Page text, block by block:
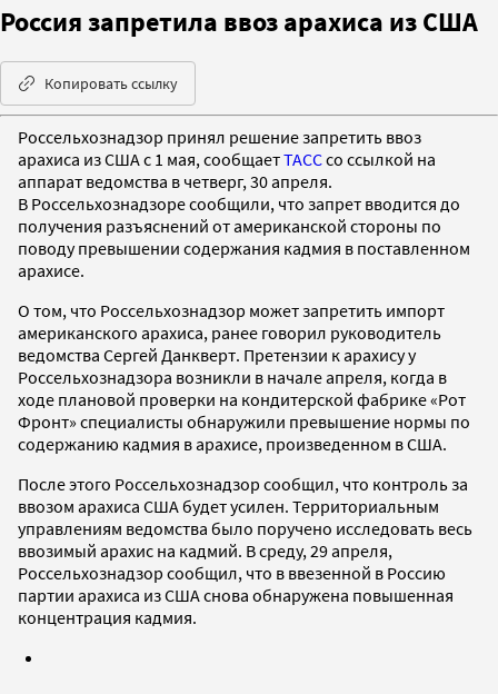
Россия запретила ввоз арахиса из США
Копировать ссылку
Россельхознадзор принял решение запретить ввоз
арахиса из США с 1 мая, сообщаетТАССсо ссылкой на
аппарат ведомства в четверг, 30 апреля.
В Россельхознадзоре сообщили, что запрет вводится до
получения разъяснений от американской стороны по
поводу превышении содержания кадмия в поставленном
арахисе.
О том, что Россельхознадзор может запретить импорт
американского арахиса, ранее говорил руководитель
ведомства Сергей Данкверт. Претензии к арахису у
Россельхознадзора возникли в начале апреля, когда в
ходе плановой проверки на кондитерской фабрике «Рот
Фронт» специалисты обнаружили превышение нормы по
содержанию кадмия в арахисе, произведенном в США.
После этого Россельхознадзор сообщил, что контроль за
ввозом арахиса США будет усилен. Территориальным
управлениям ведомства было поручено исследовать весь
ввозимый арахис на кадмий. В среду, 29 апреля,
Россельхознадзор сообщил, что в ввезенной в Россию
партии арахиса из США снова обнаружена повышенная
концентрация кадмия.